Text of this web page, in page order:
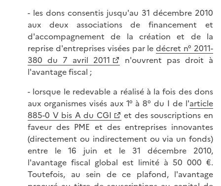
- les dons consentis jusqu'au 31 décembre 2010
aux deux associations de financement et
d'accompagnement de la création et de la
reprise d'entreprises visées par ledécret n° 2011-
380 du 7 avril 2011
n'ouvrent pas droit à
l'avantage fiscal ;
- lorsque le redevable a réalisé à la fois des dons
aux organismes visés aux 1° à 8° du I de l'article
885-0 V bis A du CGI
et des souscriptions en
faveur des PME et des entreprises innovantes
(directement ou indirectement ou via un fonds)
entre le 16 juin et le 31 décembre 2010,
l'avantage fiscal global est limité à 50 000 €.
Toutefois, au sein de ce plafond, l'avantage